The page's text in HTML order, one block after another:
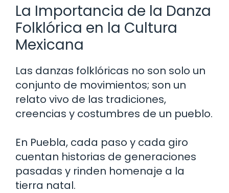
La Importancia de la Danza
Folklórica en la Cultura
Mexicana
Las danzas folklóricas no son solo un
conjunto de movimientos; son un
relato vivo de las tradiciones,
creencias y costumbres de un pueblo.
En Puebla, cada paso y cada giro
cuentan historias de generaciones
pasadas y rinden homenaje a la
tierra natal.